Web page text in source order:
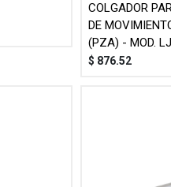
COLGADOR
DE
(PZA) - MOD.
$ 876.52